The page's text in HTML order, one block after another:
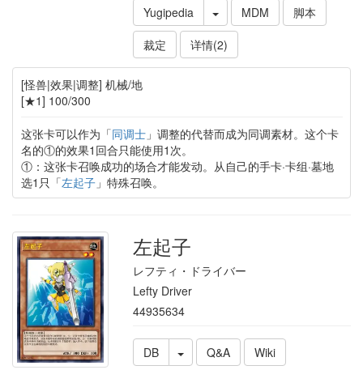
Yugipedia
MDM
脚本
裁定
详情(2)
[怪兽|效果|调整] 机械/地
[★1] 100/300
这张卡可以作为「同调士」调整的代替而成为同调素材。这个卡
名的①的效果1回合只能使用1次。
①：这张卡召唤成功的场合才能发动。从自己的手卡·卡组·墓地
选1只「左起子」特殊召唤。
左起子
レフティ・ドライバー
Lefty Driver
44935634
DB Q&A
Wiki